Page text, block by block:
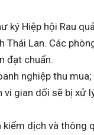
ký Hiệp hội Rau
Lan. Các
đạt chuẩn.
nghiệp thu
gian dối sẽ bị xử
dịch và thông